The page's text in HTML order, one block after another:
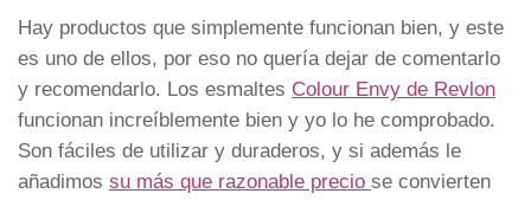
Hay productos que simplemente funcionan bien, y este
es uno de ellos, por eso no quería dejar de comentarlo
y recomendarlo. Los esmaltes Colour Envy de Revlon
funcionan increíblemente bien y yo lo he comprobado.
Son fáciles de utilizar y duraderos, y si además le
añadimos su más que razonable precio se convierten